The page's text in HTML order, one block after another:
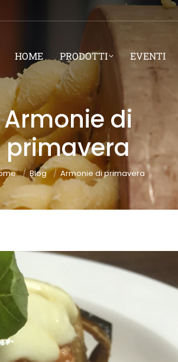
HOME PRODOTTI EVENTI
Armonie di
primavera
are here:
Blog Armonie di primavera